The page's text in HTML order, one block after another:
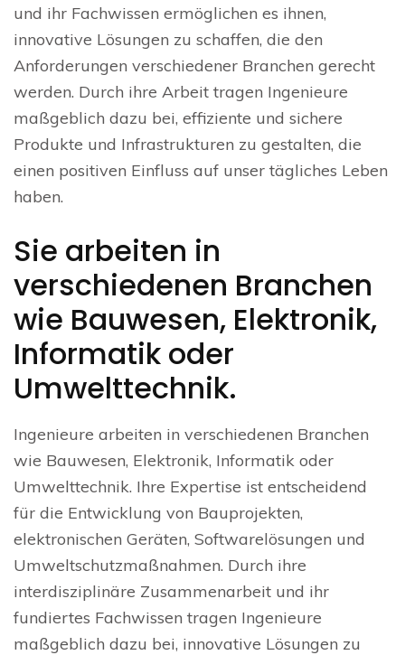
und ihr Fachwissen ermöglichen es ihnen,
innovative Lösungen zu schaffen, die den
Anforderungen verschiedener Branchen gerecht
werden. Durch ihre Arbeit tragen Ingenieure
maßgeblich dazu bei, effiziente und sichere
Produkte und Infrastrukturen zu gestalten, die
einen positiven Einfluss auf unser tägliches Leben
haben.
Sie arbeiten in
verschiedenen Branchen
wie Bauwesen, Elektronik,
Informatik oder
Umwelttechnik.
Ingenieure arbeiten in verschiedenen Branchen
wie Bauwesen, Elektronik, Informatik oder
Umwelttechnik. Ihre Expertise ist entscheidend
für die Entwicklung von Bauprojekten,
elektronischen Geräten, Softwarelösungen und
Umweltschutzmaßnahmen. Durch ihre
interdisziplinäre Zusammenarbeit und ihr
fundiertes Fachwissen tragen Ingenieure
maßgeblich dazu bei, innovative Lösungen zu